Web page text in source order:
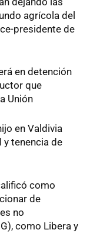
agrícola del
presidente de
en detención
que
Unión
en Valdivia
y tenencia de
como
de
no
como Libera y